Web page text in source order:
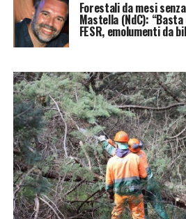
Forestali da mesi
Mastella (NdC):
FESR, emolumenti da